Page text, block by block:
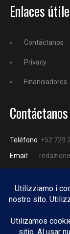
Enlaces
Contáctanos
Privacy
Financiadores
Contáctanos
Teléfono +52 729
Email: